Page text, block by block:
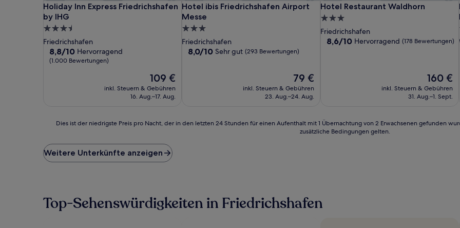
Holiday Inn Express Friedrichshafen
by IHG
Holiday Inn Express Friedrichshafen by IHG
3.5-
Sterne-
Unterkunft
Friedrichshafen
8.8
von
8,8/10 Hervorragend
(1.000 Bewertungen)
Der
Preis
beträgt
109 €
inkl. Steuern & Gebühren
16. Aug.–17. Aug.
Hotel ibis Friedrichshafen Airport
Messe
Hotel ibis Friedrichshafen Airport Messe
3.0-
Sterne-
Unterkunft
Friedrichshafen
8.0
8,0/10 Sehr gut (293 Bewertungen)
Der
Preis
beträgt
79 €
inkl. Steuern & Gebühren
23. Aug.–24. Aug.
Hotel Restaurant Waldhorn
Hotel Restaurant Waldhorn
3.0-
Sterne-
Unterkunft
Friedrichshafen
8.6
8,6/10 Hervorragend (178 Bewertungen)
Der
Preis
beträgt
160 €
inkl. Steuern & Gebühren
31. Aug.–1. Sept.
der
niedrigste
Preis
in
den
Dies ist der niedrigste Preis pro Nacht, der in den letzten 24 Stunden für einen Aufenthalt mit 1 Übernachtung von 2 Erwachsenen gefunden
zusätzliche Bedingungen gelten.
Weitere Unterkünfte anzeigen
Top-Sehenswürdigkeiten in Friedrichshafen